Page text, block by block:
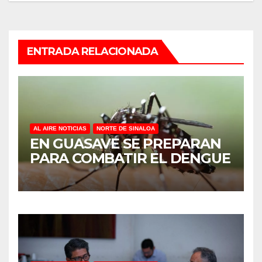
ENTRADA RELACIONADA
AL AIRE NOTICIAS NORTE DE SINALOA
EN GUASAVE SE PREPARAN
PARA COMBATIR EL DENGUE